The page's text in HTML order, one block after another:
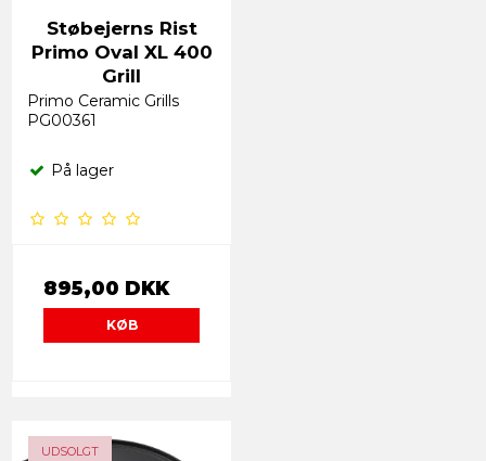
Støbejerns Rist
Primo Oval XL 400
Grill
Primo Ceramic Grills
PG00361
På lager
895,00 DKK
KØB
UDSOLGT